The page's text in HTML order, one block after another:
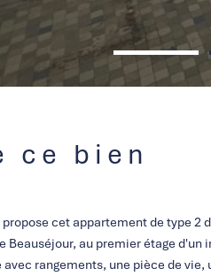
ce bien
cet appartement de type 2
Beauséjour, au premier étage d'un
rangements, une pièce de vie,